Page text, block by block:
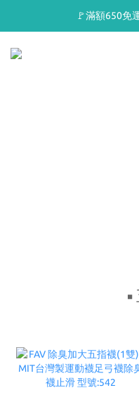
🚩滿額650免